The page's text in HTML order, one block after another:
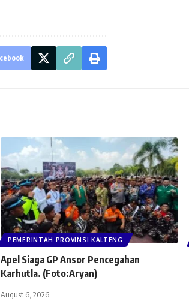
PEMERINTAH PROVINSI KALTENG
Apel Siaga GP Ansor Pencegahan
Karhutla. (Foto:Aryan)
August 6, 2026